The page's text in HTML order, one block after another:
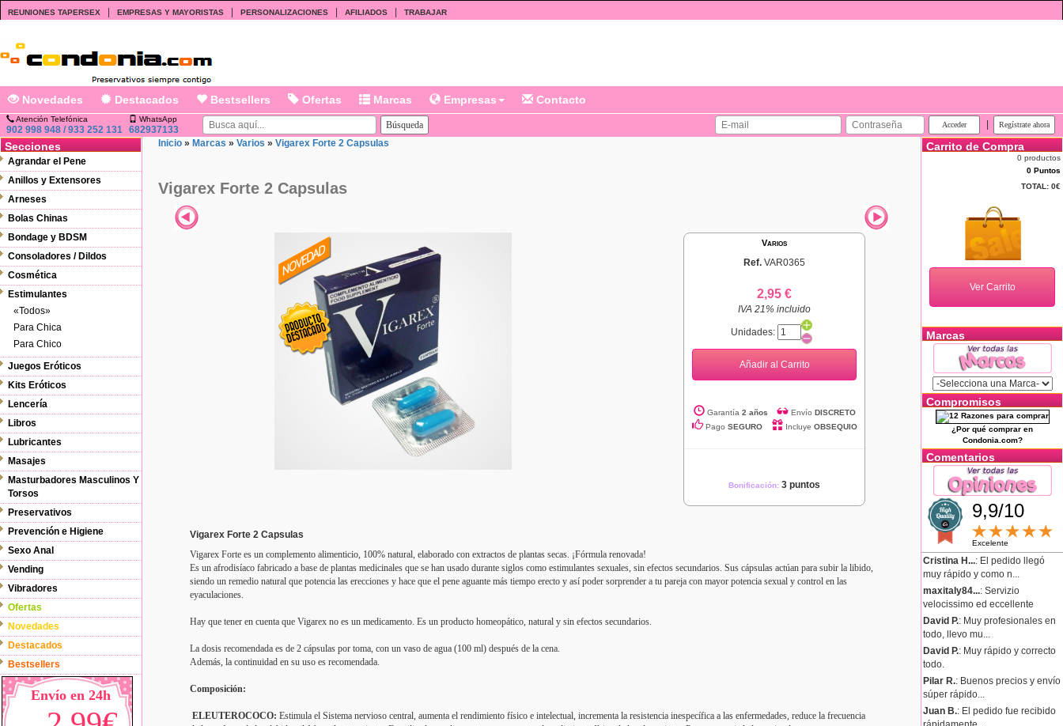
REUNIONES TAPERSEX EMPRESAS Y MAYORISTAS PERSONALIZACIONES AFILIADOS TRABAJAR
Novedades Destacados Bestsellers Ofertas Marcas Empresas Contacto
Atención Telefónica
902 998 948 / 933 252 131
WhatsApp
682937133
Secciones
Agrandar el Pene
Anillos y Extensores
Arneses
Bolas Chinas
Bondage y BDSM
Consoladores / Dildos
Cosmética
Estimulantes
«Todos»
Para Chica
Para Chico
Juegos Eróticos
Kits Eróticos
Lencería
Libros
Lubricantes
Masajes
Masturbadores Masculinos Y
Torsos
Preservativos
Prevención e Higiene
Sexo Anal
Vending
Vibradores
Ofertas
Novedades
Destacados
Bestsellers
Envío en 24h
Inicio » Marcas » Varios » Vigarex Forte 2 Capsulas
Vigarex Forte 2 Capsulas
Varios
Ref. VAR0365
2,95 €
IVA 21% incluido
Unidades:
Añadir al Carrito
Garantía 2 años Envío DISCRETO
Pago SEGURO Incluye OBSEQUIO
Bonificación: 3 puntos
Vigarex Forte 2 Capsulas
Vigarex Forte es un complemento alimenticio, 100% natural, elaborado con extractos de plantas secas. ¡Fórmula renovada!
Es un afrodisíaco fabricado a base de plantas medicinales que se han usado durante siglos como estimulantes sexuales, sin efectos secundarios. Sus cápsulas actúan para subir la libido,
siendo un remedio natural que potencia las erecciones y hace que el pene aguante más tiempo erecto y así poder sorprender a tu pareja con mayor potencia sexual y control en las
eyaculaciones.
Hay que tener en cuenta que Vigarex no es un medicamento. Es un producto homeopático, natural y sin efectos secundarios.
La dosis recomendada es de 2 cápsulas por toma, con un vaso de agua (100 ml) después de la cena.
Además, la continuidad en su uso es recomendada.
Composición:
ELEUTEROCOCO: Estimula el Sistema nervioso central, aumenta el rendimiento físico e intelectual, incrementa la resistencia inespecífica a las enfermedades, reduce la frecuencia
Carrito de Compra
0 productos
0 Puntos
TOTAL: 0€
Marcas
Compromisos
¿Por qué comprar en
Condonia.com?
Comentarios
9,9/10
Excelente
Cristina H...: El pedido llegó
muy rápido y como n...
maxitaly84...: Servizio
velocissimo ed eccellente
David P.: Muy profesionales en
todo, llevo mu...
David P.: Muy rápido y correcto
todo.
Pilar R.: Buenos precios y envío
súper rápido...
Juan B.: El pedido fue recibido